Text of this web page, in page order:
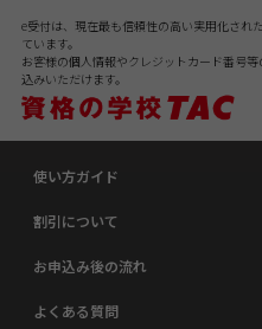
e受付は、現在最も信頼性の高い実用化され
ています。
お客様の個人情報やクレジットカード番号
込みいただけます。
使い方ガイド
割引について
お申込み後の流れ
よくある質問